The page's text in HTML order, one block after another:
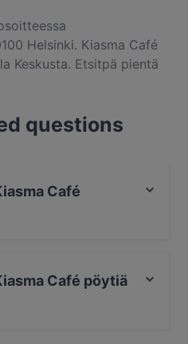
Helsinki. Kiasma Café
Keskusta. Etsitpä pientä
juo ruoka kaupungissa
questions
Café
Café pöytiä